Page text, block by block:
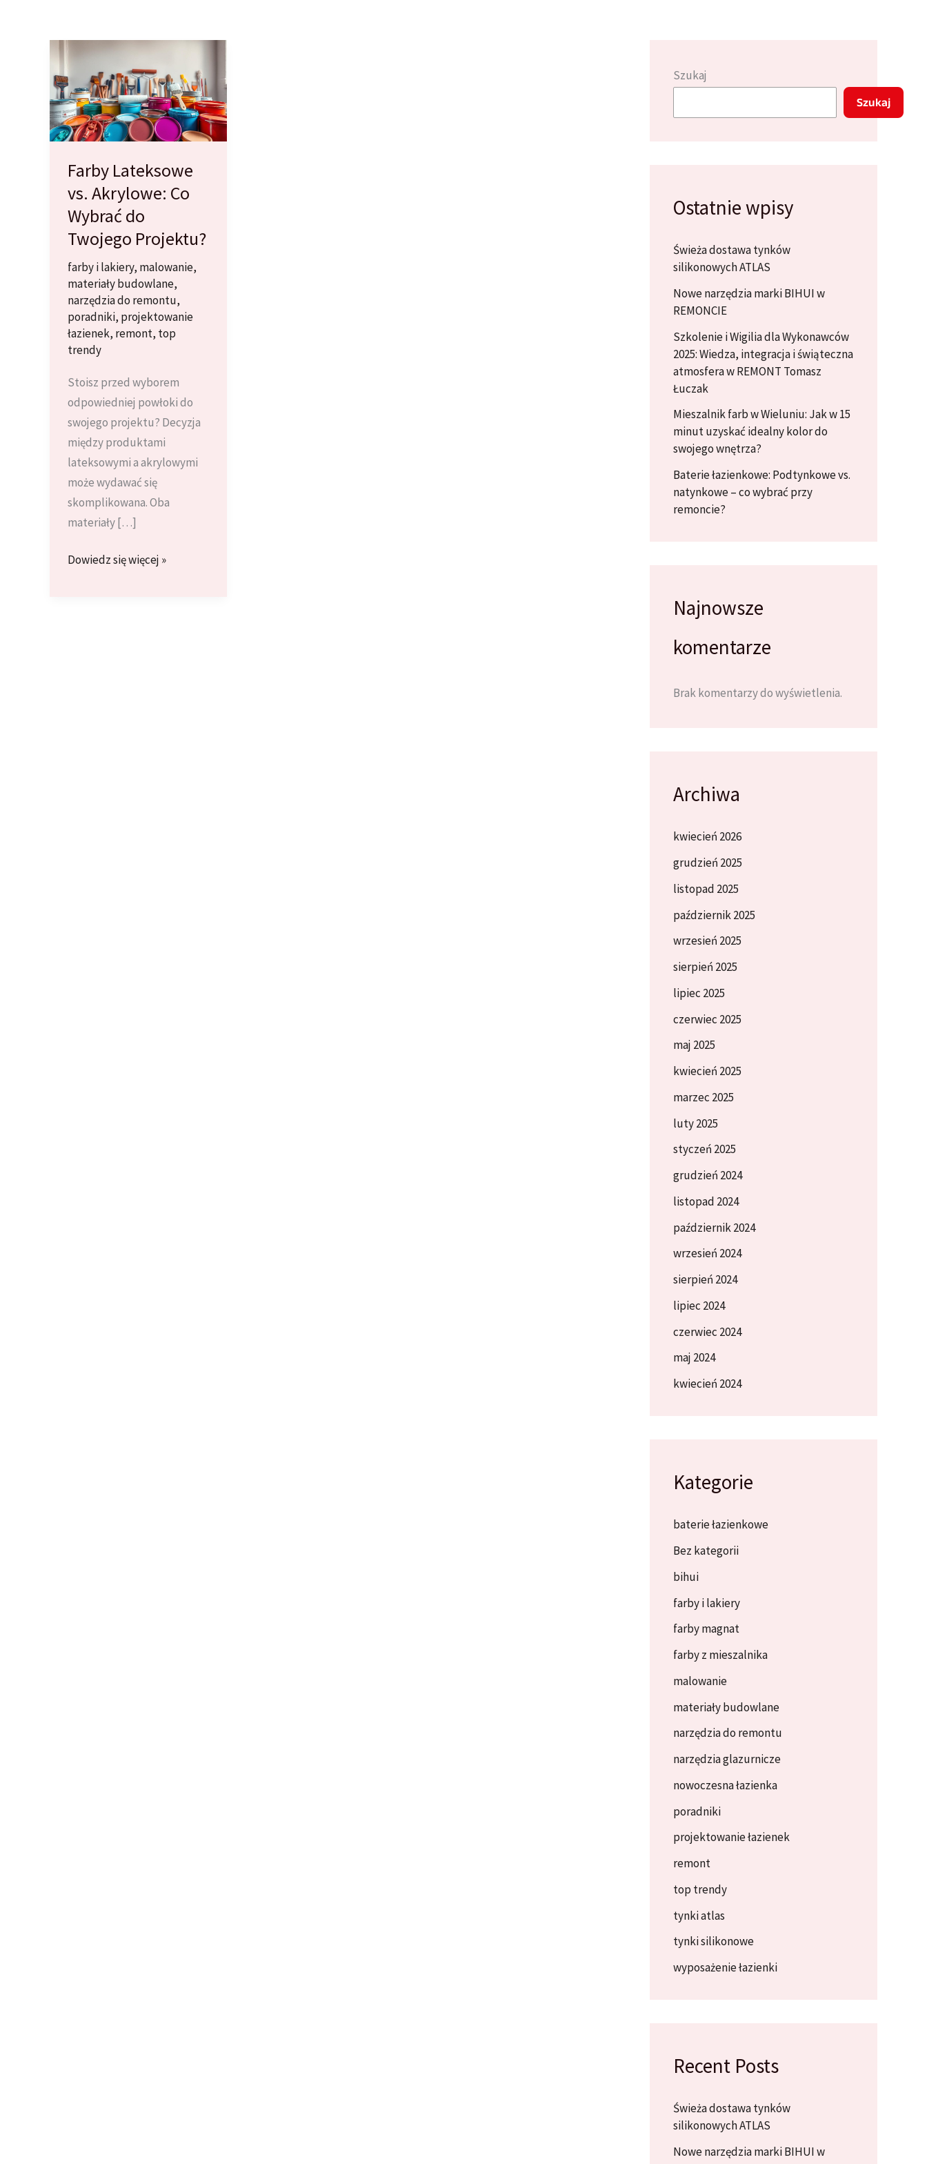
Farby Lateksowe
vs. Akrylowe: Co
Wybrać do
Twojego Projektu?
farby i lakiery, malowanie,
materiały budowlane,
narzędzia do remontu,
poradniki, projektowanie
łazienek, remont, top
trendy
Stoisz przed wyborem
odpowiedniej powłoki do
swojego projektu? Decyzja
między produktami
lateksowymi a akrylowymi
może wydawać się
skomplikowana. Oba
materiały […]
Farby
Dowiedz się więcej »
Szukaj
Szukaj
Ostatnie wpisy
Świeża dostawa tynków
silikonowych ATLAS
Nowe narzędzia marki BIHUI w
REMONCIE
Szkolenie i Wigilia dla Wykonawców
2025: Wiedza, integracja i świąteczna
atmosfera w REMONT Tomasz
Łuczak
Mieszalnik farb w Wieluniu: Jak w 15
minut uzyskać idealny kolor do
swojego wnętrza?
Baterie łazienkowe: Podtynkowe vs.
natynkowe – co wybrać przy
remoncie?
Najnowsze
komentarze
Brak komentarzy do wyświetlenia.
Archiwa
kwiecień 2026
grudzień 2025
listopad 2025
październik 2025
wrzesień 2025
sierpień 2025
lipiec 2025
czerwiec 2025
maj 2025
kwiecień 2025
marzec 2025
luty 2025
styczeń 2025
grudzień 2024
listopad 2024
październik 2024
wrzesień 2024
sierpień 2024
lipiec 2024
czerwiec 2024
maj 2024
kwiecień 2024
Kategorie
baterie łazienkowe
Bez kategorii
bihui
farby i lakiery
farby magnat
farby z mieszalnika
malowanie
materiały budowlane
narzędzia do remontu
narzędzia glazurnicze
nowoczesna łazienka
poradniki
projektowanie łazienek
remont
top trendy
tynki atlas
tynki silikonowe
wyposażenie łazienki
Recent Posts
Świeża dostawa tynków
silikonowych ATLAS
Nowe narzędzia marki BIHUI w